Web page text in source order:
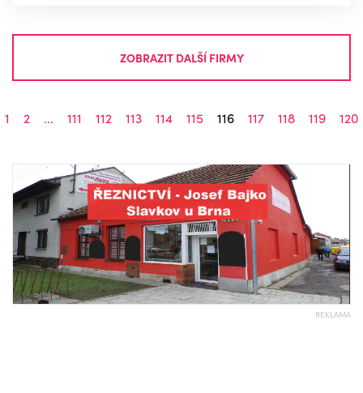
ZOBRAZIT DALŠÍ FIRMY
1 2 ... 111 112 113 114 115 116 117 118 119 120
REKLAMA